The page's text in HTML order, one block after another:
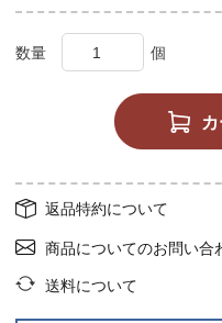
返品特約について
商品についてのお問い合
送料について